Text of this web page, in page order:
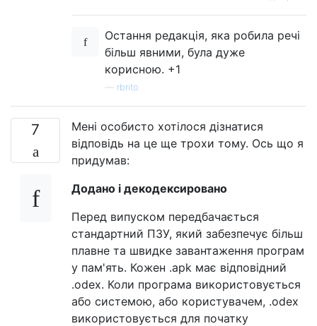
Остання редакція, яка робила речі
більш явними, була дуже
корисною. +1
rbrito
7
Мені особисто хотілося дізнатися
відповідь на це ще трохи тому. Ось що я
придумав:
Додано і декодексировано
Перед випуском передбачається
стандартний ПЗУ, який забезпечує більш
плавне та швидке завантаження програм
у пам'ять. Кожен .apk має відповідний
.odex. Коли програма використовується
або системою, або користувачем, .odex
використовується для початку